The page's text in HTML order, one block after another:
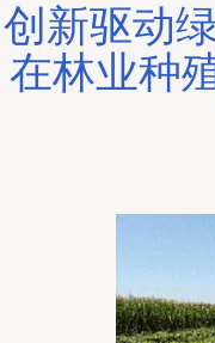
创新驱动
在林业种